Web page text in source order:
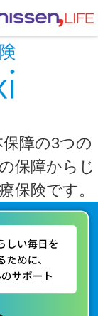
障の3つの
保障からじ
保険です。